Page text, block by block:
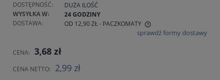
DOSTĘPNOŚĆ:
DUŻA ILOŚĆ
WYSYŁKA W:
24 GODZINY
DOSTAWA:
OD 12,90 ZŁ- PACZKOMATY
CENA NIE ZAWIERA EWENTUALNYCH KOSZTÓW PŁATNOŚCI
sprawdź formy dostawy
CENA: 3,68 zł
CENA NETTO: 2,99 zł